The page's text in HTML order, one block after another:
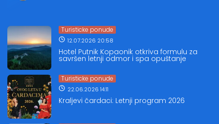
Turisticke ponude
12.07.2026 20:58
Hotel Putnik Kopaonik otkriva formulu za
savršen letnji odmor i spa opuštanje
Turisticke ponude
22.06.2026 14:11
Kraljevi čardaci: Letnji program 2026